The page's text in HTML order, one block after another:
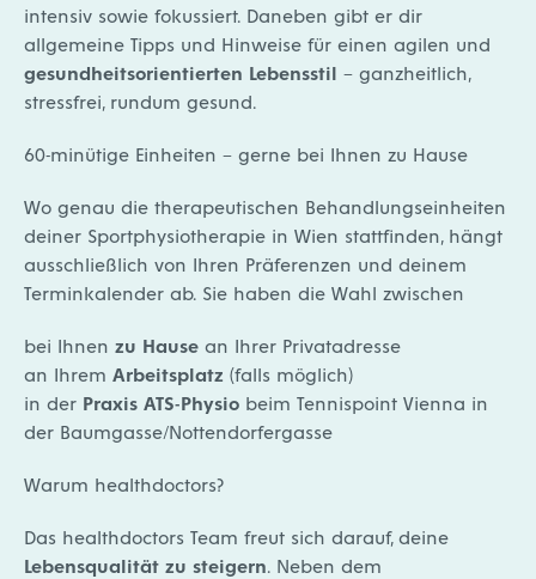
intensiv sowie fokussiert. Daneben gibt er dir
allgemeine Tipps und Hinweise für einen agilen und
gesundheitsorientierten Lebensstil – ganzheitlich,
stressfrei, rundum gesund.
60-minütige Einheiten – gerne bei Ihnen zu Hause
Wo genau die therapeutischen Behandlungseinheiten
deiner Sportphysiotherapie in Wien stattfinden, hängt
ausschließlich von Ihren Präferenzen und deinem
Terminkalender ab. Sie haben die Wahl zwischen
bei Ihnen zu Hause an Ihrer Privatadresse
an Ihrem Arbeitsplatz (falls möglich)
in der Praxis ATS-Physio beim Tennispoint Vienna in
der Baumgasse/Nottendorfergasse
Warum healthdoctors?
Das healthdoctors Team freut sich darauf, deine
Lebensqualität zu steigern. Neben dem